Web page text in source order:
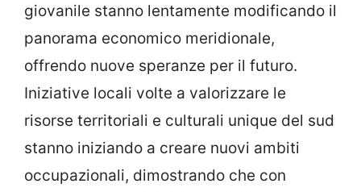
giovanile stanno lentamente modificando il
panorama economico meridionale,
offrendo nuove speranze per il futuro.
Iniziative locali volte a valorizzare le
risorse territoriali e culturali unique del sud
stanno iniziando a creare nuovi ambiti
occupazionali, dimostrando che con